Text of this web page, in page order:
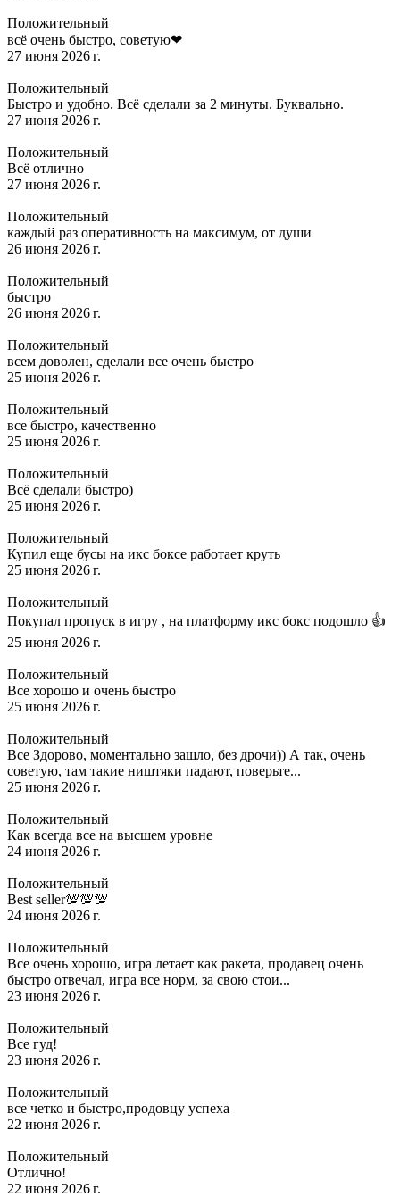
Положительный
всё очень быстро, советую❤
27 июня 2026 г.
Положительный
Быстро и удобно. Всё сделали за 2 минуты. Буквально.
27 июня 2026 г.
Положительный
Всё отлично
27 июня 2026 г.
Положительный
каждый раз оперативность на максимум, от души
26 июня 2026 г.
Положительный
быстро
26 июня 2026 г.
Положительный
всем доволен, сделали все очень быстро
25 июня 2026 г.
Положительный
все быстро, качественно
25 июня 2026 г.
Положительный
Всё сделали быстро)
25 июня 2026 г.
Положительный
Купил еще бусы на икс боксе работает круть
25 июня 2026 г.
Положительный
Покупал пропуск в игру , на платформу икс бокс подошло 👍
25 июня 2026 г.
Положительный
Все хорошо и очень быстро
25 июня 2026 г.
Положительный
Все Здорово, моментально зашло, без дрочи)) А так, очень
советую, там такие ништяки падают, поверьте...
25 июня 2026 г.
Положительный
Как всегда все на высшем уровне
24 июня 2026 г.
Положительный
Best seller💯💯💯
24 июня 2026 г.
Положительный
Все очень хорошо, игра летает как ракета, продавец очень
быстро отвечал, игра все норм, за свою стои...
23 июня 2026 г.
Положительный
Все гуд!
23 июня 2026 г.
Положительный
все четко и быстро,продовцу успеха
22 июня 2026 г.
Положительный
Отлично!
22 июня 2026 г.